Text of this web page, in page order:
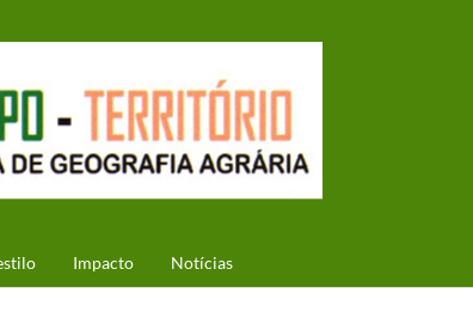
Impacto Notícias